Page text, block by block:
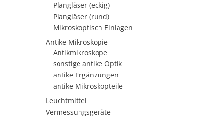
Plangläser (eckig)
Plangläser (rund)
Mikroskoptisch Einlagen
Antike Mikroskopie
Antikmikroskope
sonstige antike Optik
antike Ergänzungen
antike Mikroskopteile
Leuchtmittel
Vermessungsgeräte